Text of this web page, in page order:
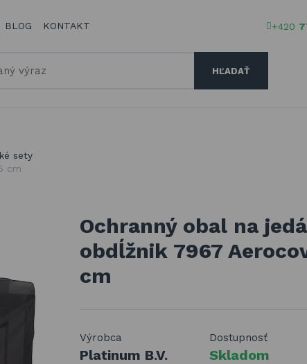
BLOG KONTAKT +420
HĽADAŤ
sety
cm
Ochranný obal na
obdĺžnik 7967
cm
Výrobca
Platinum B.V.
Dostupnosť
Skladom